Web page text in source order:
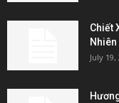
Chiết
Nhiên
July 19,